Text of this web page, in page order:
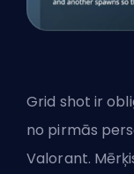
Grid shot ir
no pirmās
Valorant.